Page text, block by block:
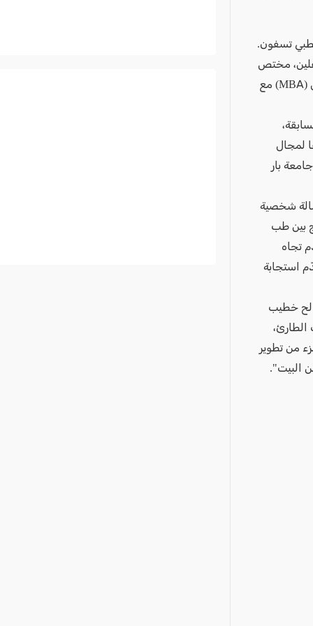
تسفون.
لطفلين، مختص
في طب الأطفال وطب طوارئ الأطفال، ويحمل درجة الماجستير في إدارة الأعمال (MBA) مع
لمجال
بار
شخصية
بين طب
تجاه
استجابة
خطيب
من تطوير
البيت".